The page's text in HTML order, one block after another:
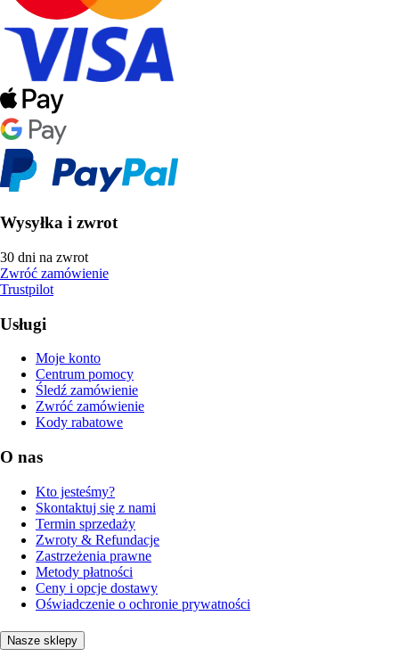
Wysyłka i zwrot
30 dni na zwrot
Zwróć zamówienie
Trustpilot
Usługi
Moje konto
Centrum pomocy
Śledź zamówienie
Zwróć zamówienie
Kody rabatowe
O nas
Kto jesteśmy?
Skontaktuj się z nami
Termin sprzedaży
Zwroty & Refundacje
Zastrzeżenia prawne
Metody płatności
Ceny i opcje dostawy
Oświadczenie o ochronie prywatności
Nasze sklepy